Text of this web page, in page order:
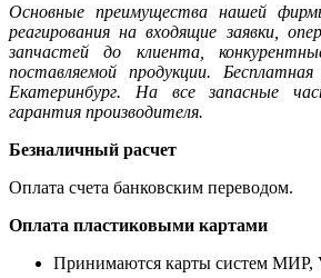
Основные преимущества нашей
реагирования на входящие заявки,
запчастей до клиента,
поставляемой продукции.
Екатеринбург. На все запасные
гарантия производителя.
Безналичный расчет
Оплата счета банковским переводом.
Оплата пластиковыми картами
Принимаются карты систем МИР,